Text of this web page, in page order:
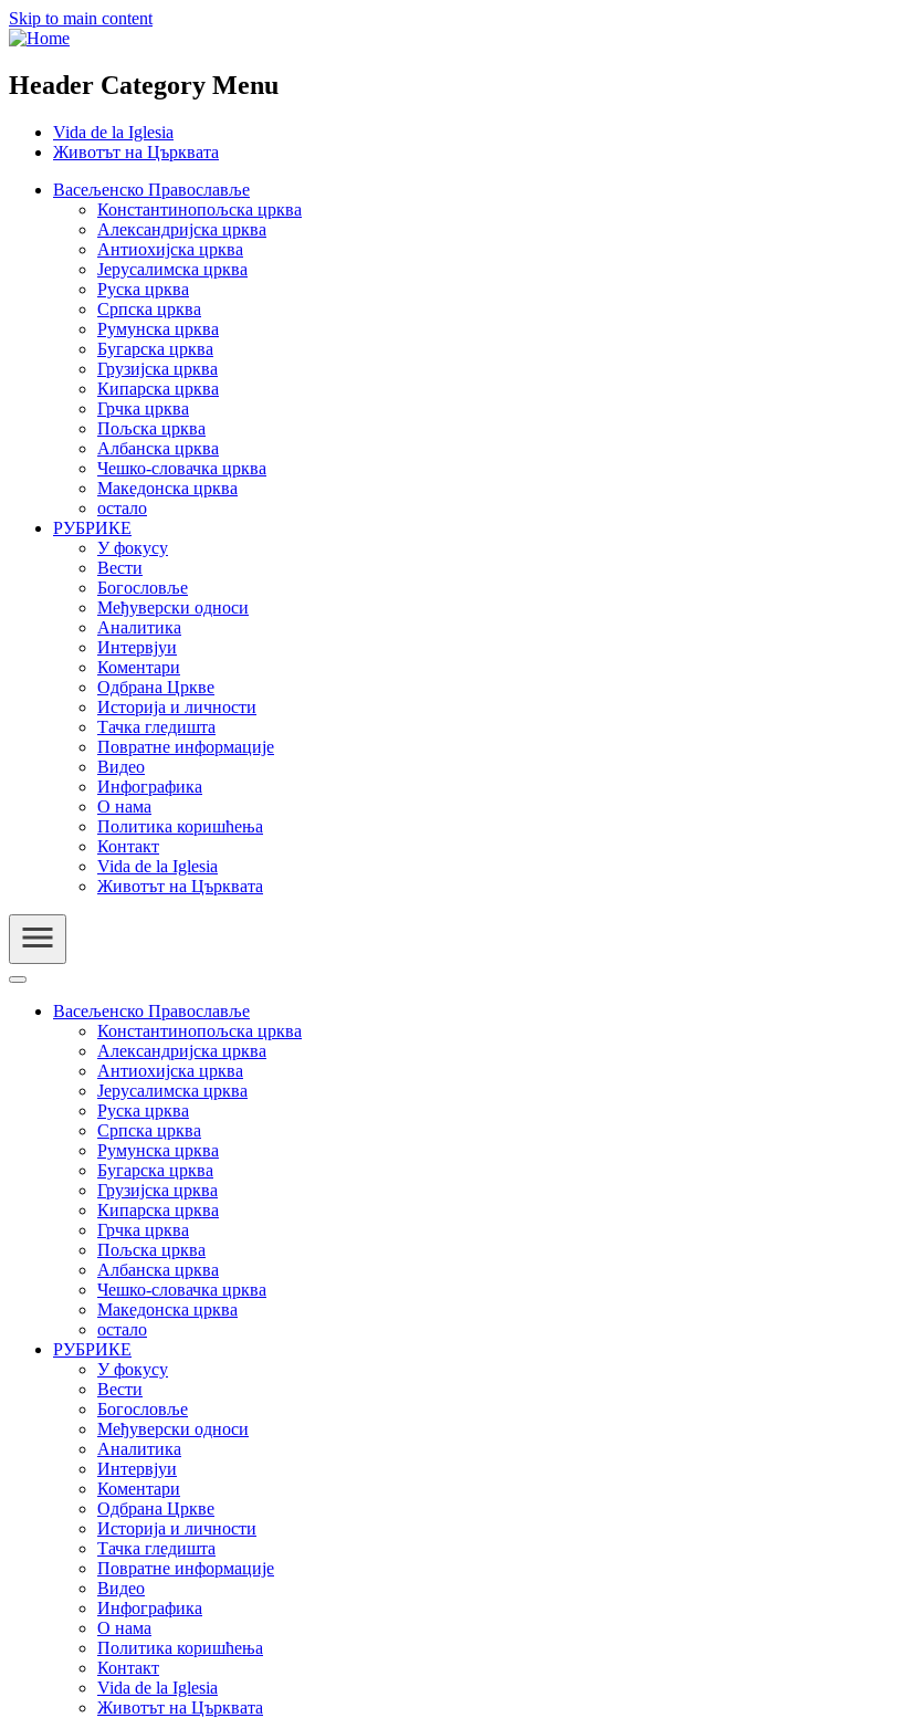
Skip to main content
Header Category Menu
Vida de la Iglesia
Животът на Църквата
Васељенско Православље
Константинопољска црква
Александријска црква
Антиохијска црква
Јерусалимска црква
Руска црква
Српска црква
Румунска црква
Бугарска црква
Грузијска црква
Кипарска црква
Грчка црква
Пољска црква
Албанска црква
Чешко-словачка црква
Македонска црква
остало
РУБРИКЕ
У фокусу
Вести
Богословље
Међуверски односи
Аналитика
Интервјуи
Коментари
Одбрана Цркве
Историја и личности
Тачка гледишта
Повратне информације
Видео
Инфографика
О нама
Политика коришћења
Контакт
Vida de la Iglesia
Животът на Църквата
Васељенско Православље
Константинопољска црква
Александријска црква
Антиохијска црква
Јерусалимска црква
Руска црква
Српска црква
Румунска црква
Бугарска црква
Грузијска црква
Кипарска црква
Грчка црква
Пољска црква
Албанска црква
Чешко-словачка црква
Македонска црква
остало
РУБРИКЕ
У фокусу
Вести
Богословље
Међуверски односи
Аналитика
Интервјуи
Коментари
Одбрана Цркве
Историја и личности
Тачка гледишта
Повратне информације
Видео
Инфографика
О нама
Политика коришћења
Контакт
Vida de la Iglesia
Животът на Църквата